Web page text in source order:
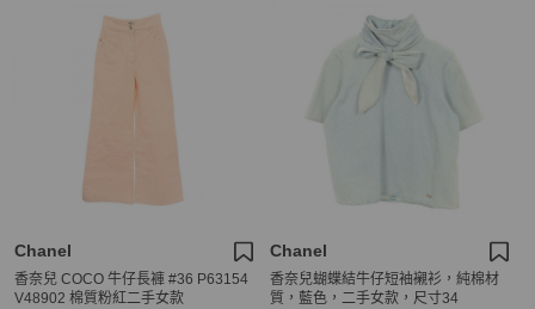
Chanel
香奈兒 COCO 牛仔長褲 #36 P63154
V48902 棉質粉紅二手女款
Chanel
香奈兒蝴蝶結牛仔短袖襯衫，純棉材
質，藍色，二手女款，尺寸34